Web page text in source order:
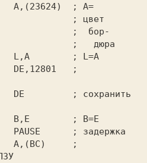
A,(BC)     ;